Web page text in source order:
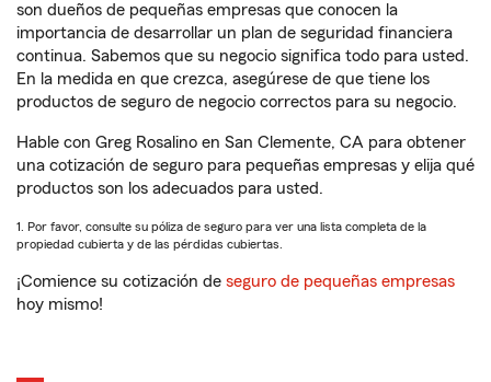
son dueños de pequeñas empresas que conocen la
importancia de desarrollar un plan de seguridad financiera
continua. Sabemos que su negocio significa todo para usted.
En la medida en que crezca, asegúrese de que tiene los
productos de seguro de negocio correctos para su negocio.
Hable con Greg Rosalino en San Clemente, CA para obtener
una cotización de seguro para pequeñas empresas y elija qué
productos son los adecuados para usted.
1. Por favor, consulte su póliza de seguro para ver una lista completa de la
propiedad cubierta y de las pérdidas cubiertas.
¡Comience su cotización de seguro de pequeñas empresas
hoy mismo!